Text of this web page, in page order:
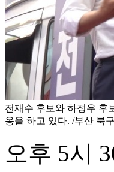
전재수 후보와 하정우 후
옹을 하고 있다. /부산 북
오후 5시